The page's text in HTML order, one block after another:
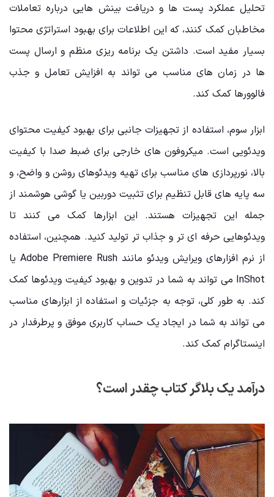
تحلیل عملکرد پست ‌ها و دریافت بینش ‌هایی درباره تعاملات
مخاطبان کمک کنند، که این اطلاعات برای بهبود استراتژی محتوا
بسیار مفید است. داشتن یک برنامه ‌ریزی منظم و ارسال پست‌
ها در زمان‌ های مناسب می ‌تواند به افزایش تعامل و جذب
فالوورها کمک کند.
ابزار سوم، استفاده از تجهیزات جانبی برای بهبود کیفیت محتوای
ویدئویی است. میکروفون ‌های خارجی برای ضبط صدا با کیفیت
بالا، نورپردازی‌ های مناسب برای تهیه ویدئوهای روشن و واضح، و
سه‌ پایه‌ های قابل تنظیم برای تثبیت دوربین یا گوشی هوشمند از
جمله این تجهیزات هستند. این ابزارها کمک می‌ کنند تا
ویدئوهایی حرفه ‌ای‌ تر و جذاب‌ تر تولید کنید. همچنین، استفاده
از نرم ‌افزارهای ویرایش ویدئو مانند Adobe Premiere Rush یا
InShot می ‌تواند به شما در تدوین و بهبود کیفیت ویدئوها کمک
کند. به طور کلی، توجه به جزئیات و استفاده از ابزارهای مناسب
می ‌تواند به شما در ایجاد یک حساب کاربری موفق و پرطرفدار در
اینستاگرام کمک کند.
درآمد یک بلاگر کتاب چقدر است؟